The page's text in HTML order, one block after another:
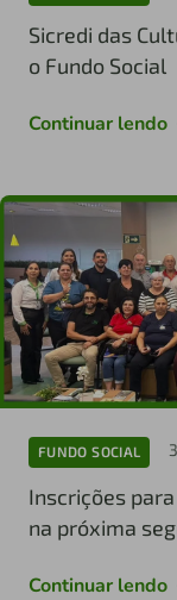
Sicredi das
o Fundo Social
Continuar lendo
FUNDO SOCIAL
Inscrições
na próxima
Continuar lendo